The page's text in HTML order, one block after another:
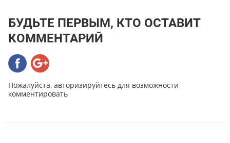
БУДЬТЕ ПЕРВЫМ, КТО ОСТАВИТ
КОММЕНТАРИЙ
Пожалуйста, авторизируйтесь для возможности
комментировать